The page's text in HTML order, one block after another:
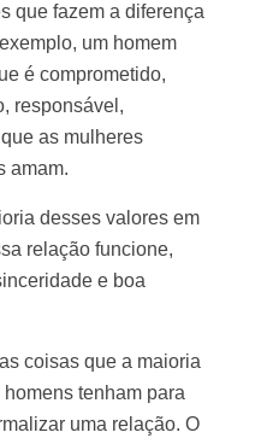
que fazem a diferença
um homem
é comprometido,
responsável,
as mulheres
amam.
desses valores em
relação funcione,
e boa
coisas que a maioria
tenham para
uma relação. O